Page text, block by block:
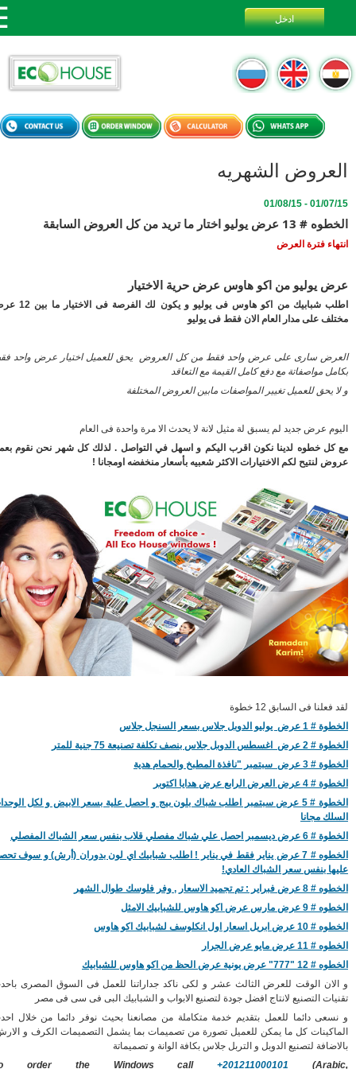
الشهريه
01/07/15 -
اختار ما تريد من كل العروض السابقة
فترة العرض
يوليو من اكو هاوس عرض حرية الاختيار
اطلب شبابيك من اكو هاوس فى يوليو و يكون لك الفرصة فى الاختيار ما بين 12 عرض
على مدار العام الان فقط فى يوليو
سارى على عرض واحد فقط من كل العروض يحق للعميل اختيار عرض واحد فقط
مواصفاتة مع دفع كامل القيمة مع التعاقد
يحق للعميل تغيير المواصفات مابين العروض المختلفة
عرض جديد لم يسبق لة مثيل لانة لا يحدث الا مرة واحدة فى العام
خطوه لدينا نكون اقرب اليكم و اسهل في التواصل . لذلك كل شهر نحن نقوم بعمل
لنتيح لكم الاختيارات الاكثر شعبيه بأسعار منخفضه اومجانا !
فى السابق 12 خطوة
جلاس بسعر السنجل جلاس
بنصف تكلفة تصنيعة 75 جنية للمتر
المطبخ والحمام هدية
الرابع عرض هدايا اكتوبر
الخطوة # 5 عرض سبتمبر اطلب شباك بلون بيج و احصل علية بسعر الابيض و لكل الوحدات
مجانا
مفصلي قلاب بنفس سعر الشباك المفصلي
الخطوه # 7 عرض يناير فقط في يناير ! اطلب شبابيك اي لون بدوران (أرش) و سوف تحصل
بنفس سعر الشباك العادي!
الاسعار , وفر فلوسك طوال الشهر
اكو هاوس للشبابيك الامثل
اول انكلوسف لشبابيك اكو هاوس
مايو عرض الجرار
عرض الحظ من اكو هاوس للشبابيك
الوقت للعرض الثالث عشر و لكى ناكد جداراتنا للعمل فى السوق المصرى باحدث
التصنيع لانتاج افضل جودة لتصنيع الابواب و الشبابيك البى فى سى فى مصر
دائما للعمل بتقديم خدمة متكاملة من مصانعنا بحيث نوفر دائما من خلال احدث
كل ما يمكن للعميل تصورة من تصميمات بما يشمل التصميمات الكرف و الارش
لتصنيع الدوبل و التربل جلاس بكافة الوانة و تصميماتة
To order the Windows call+201211000101